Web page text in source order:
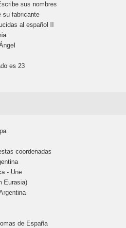
sus nombres
su fabricante
al español II
es 23
coordenadas
- Une
Eurasia)
de España